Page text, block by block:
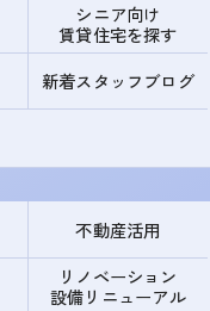
シニア向け
賃貸住宅を探す
新着スタッフブログ
不動産活用
リノベーション
設備リニューアル